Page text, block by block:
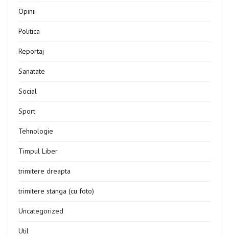
Opinii
Politica
Reportaj
Sanatate
Social
Sport
Tehnologie
Timpul Liber
trimitere dreapta
trimitere stanga (cu foto)
Uncategorized
Util